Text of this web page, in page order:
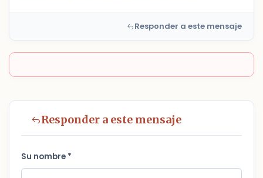
Responder a este mensaje
Responder a este mensaje
Su nombre *